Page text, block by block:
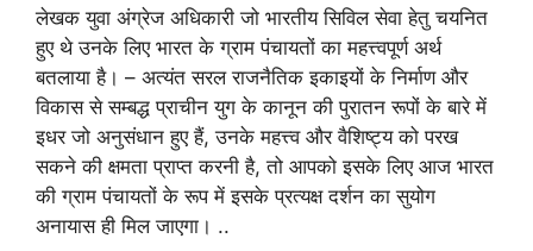
लेखक युवा अंग्रेज अधिकारी जो भारतीय सिविल सेवा हेतु चयनित
हुए थे उनके लिए भारत के ग्राम पंचायतों का महत्त्वपूर्ण अर्थ
बतलाया है। – अत्यंत सरल राजनैतिक इकाइयों के निर्माण और
विकास से सम्बद्ध प्राचीन युग के कानून की पुरातन रूपों के बारे में
इधर जो अनुसंधान हुए हैं, उनके महत्त्व और वैशिष्ट्य को परख
सकने की क्षमता प्राप्त करनी है, तो आपको इसके लिए आज भारत
की ग्राम पंचायतों के रूप में इसके प्रत्यक्ष दर्शन का सुयोग
अनायास ही मिल जाएगा। ..